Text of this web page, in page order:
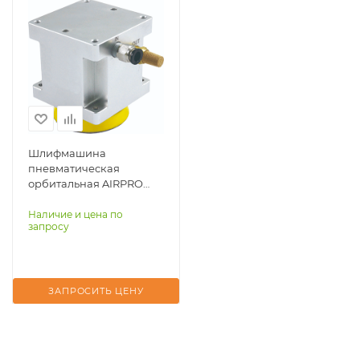
Шлифмашина
пневматическая
орбитальная AIRPRO
Наличие и цена по
запросу
ЗАПРОСИТЬ ЦЕНУ